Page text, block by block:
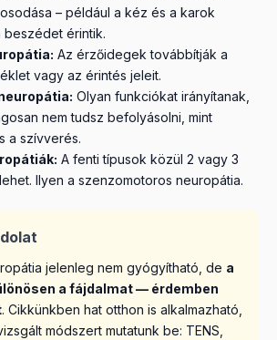
– például a kéz és a karok
beszédet érintik.
Az érzőidegek továbbítják a
vagy az érintés jeleit.
Olyan funkciókat irányítanak,
nem tudsz befolyásolni, mint
a szívverés.
A fenti típusok közül 2 vagy 3
Ilyen a szenzomotoros neuropátia.
jelenleg nem gyógyítható, de a
a fájdalmat — érdemben
. Cikkünkben hat otthon is alkalmazható,
módszert mutatunk be: TENS,